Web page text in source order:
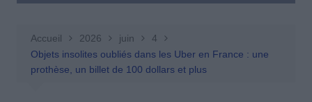
Accueil 2026 juin
4
Objets insolites oubliés dans les Uber en France : une
prothèse, un billet de 100 dollars et plus